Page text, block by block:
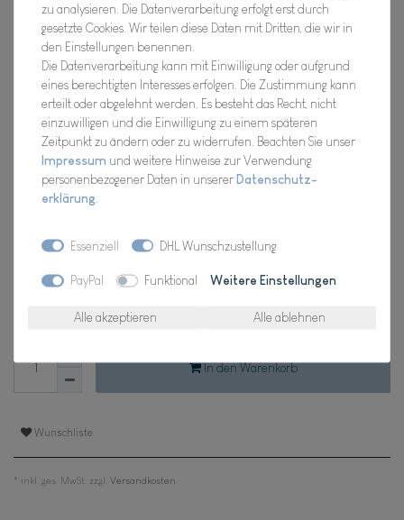
Glas Vorratsbehälter - Quadratisch, 2
Liter
Hersteller
Artikel Nr.:
0025.103
24,98 EUR*
Inhalt1Stück
Verfügbarkeit: Für Dich da, Versand 2-3 Tage
In den Warenkorb
Wunschliste
* inkl. ges. MwSt. zzgl. Versandkosten
zu analysieren. Die Datenverarbeitung erfolgt erst durch
gesetzte Cookies. Wir teilen diese Daten mit Dritten, die wir in
den Einstellungen benennen.
Die Datenverarbeitung kann mit Einwilligung oder aufgrund
eines berechtigten Interesses erfolgen. Die Zustimmung kann
erteilt oder abgelehnt werden. Es besteht das Recht, nicht
einzuwilligen und die Einwilligung zu einem späteren
Zeitpunkt zu ändern oder zu widerrufen. Beachten Sie unser
Impressum und weitere Hinweise zur Verwendung
personenbezogener Daten in unsererDaten­schutz­
erklärung
Essenziell DHL Wunschzustellung
PayPal Funktional Weitere Einstellungen
Alle akzeptieren Alle ablehnen